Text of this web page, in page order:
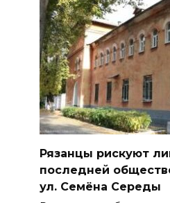
Рязанцы рискуют
последней
ул. Семёна Середы